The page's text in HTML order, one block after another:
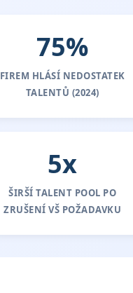
75%
FIREM HLÁSÍ NEDOSTATEK
TALENTŮ (2024)
5x
ŠIRŠÍ TALENT POOL PO
ZRUŠENÍ VŠ POŽADAVKU